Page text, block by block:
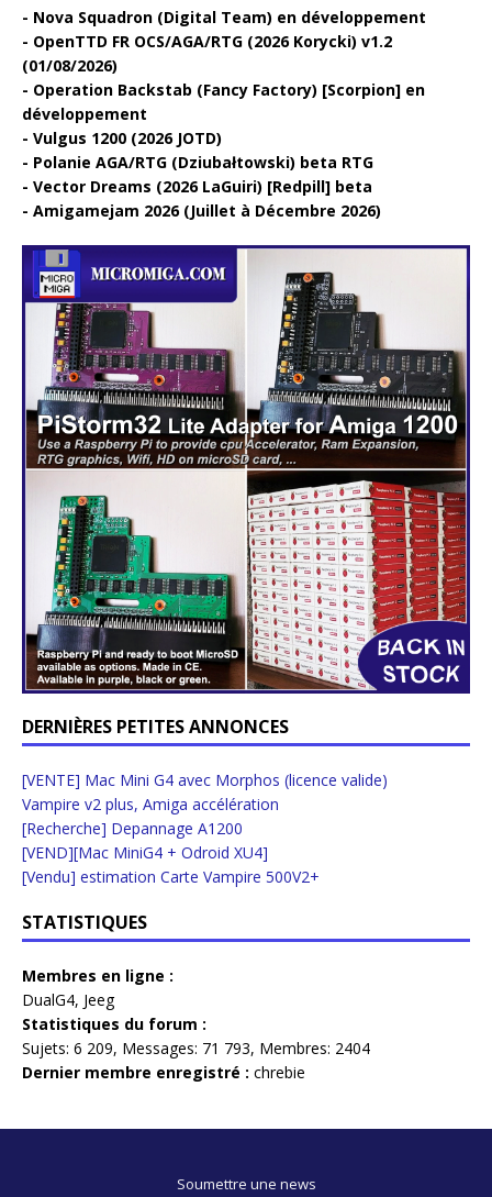
Nova Squadron (Digital Team) en développement
OpenTTD FR OCS/AGA/RTG (2026 Korycki) v1.2
(01/08/2026)
Operation Backstab (Fancy Factory) [Scorpion] en
développement
Vulgus 1200 (2026 JOTD)
Polanie AGA/RTG (Dziubałtowski) beta RTG
Vector Dreams (2026 LaGuiri) [Redpill] beta
Amigamejam 2026 (Juillet à Décembre 2026)
DERNIÈRES PETITES ANNONCES
[VENTE] Mac Mini G4 avec Morphos (licence valide)
Vampire v2 plus, Amiga accélération
[Recherche] Depannage A1200
[VEND][Mac MiniG4 + Odroid XU4]
[Vendu] estimation Carte Vampire 500V2+
STATISTIQUES
Membres en ligne :
DualG4, Jeeg
Statistiques du forum :
Sujets: 6 209, Messages: 71 793, Membres: 2404
Dernier membre enregistré : chrebie
Soumettre une news